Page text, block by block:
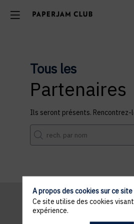
Tous les
Partenaires
Ils seront présents. Rencontrez-
A propos des cookies sur ce site
Ce site utilise des cookies
expérience.